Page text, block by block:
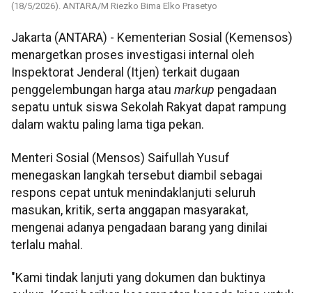
(18/5/2026). ANTARA/M Riezko Bima Elko Prasetyo
Jakarta (ANTARA) - Kementerian Sosial (Kemensos)
menargetkan proses investigasi internal oleh
Inspektorat Jenderal (Itjen) terkait dugaan
penggelembungan harga atau markup pengadaan
sepatu untuk siswa Sekolah Rakyat dapat rampung
dalam waktu paling lama tiga pekan.
Menteri Sosial (Mensos) Saifullah Yusuf
menegaskan langkah tersebut diambil sebagai
respons cepat untuk menindaklanjuti seluruh
masukan, kritik, serta anggapan masyarakat,
mengenai adanya pengadaan barang yang dinilai
terlalu mahal.
"Kami tindak lanjuti yang dokumen dan buktinya